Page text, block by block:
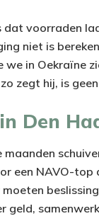
dat voorraden
niet is
we in Oekraïne
zegt hij, is
Den
maanden
een NAVO-top
geld,